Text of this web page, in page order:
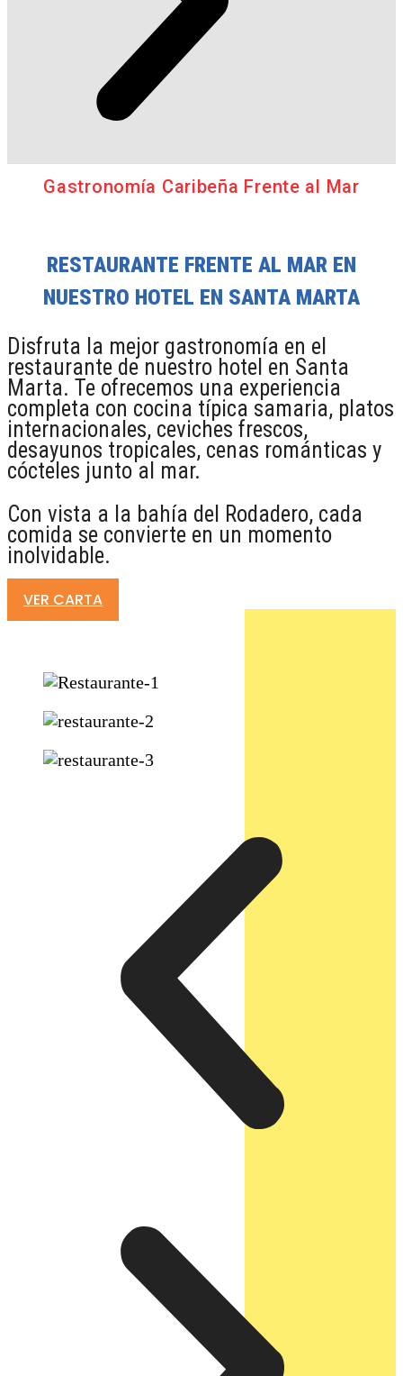
Gastronomía Caribeña Frente al Mar
RESTAURANTE FRENTE AL MAR EN
NUESTRO HOTEL EN SANTA MARTA
Disfruta la mejor gastronomía en el
restaurante de nuestro hotel en Santa
Marta. Te ofrecemos una experiencia
completa con cocina típica samaria, platos
internacionales, ceviches frescos,
desayunos tropicales, cenas románticas y
cócteles junto al mar.
Con vista a la bahía del Rodadero, cada
comida se convierte en un momento
inolvidable.
VER CARTA